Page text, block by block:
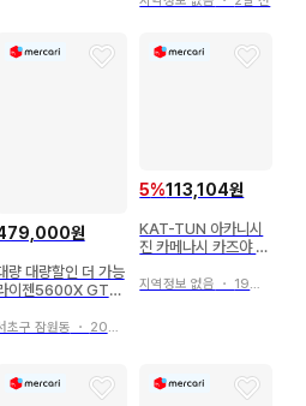
원
량 대량할인 더 가능
이젠5600X GTX1
Plus SSD50
초구 잠원동 ・ 20시간 전
5%113,104원
KAT-TUN 아카니시
진 카메나시 카즈야 야
사진
지역정보 없음 ・ 19일 전